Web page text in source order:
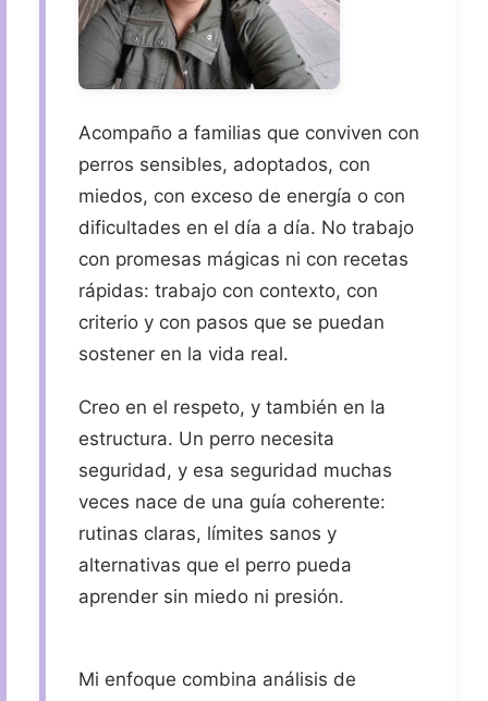
Acompaño a familias que conviven con
perros sensibles, adoptados, con
miedos, con exceso de energía o con
dificultades en el día a día. No trabajo
con promesas mágicas ni con recetas
rápidas: trabajo con contexto, con
criterio y con pasos que se puedan
sostener en la vida real.
Creo en el respeto, y también en la
estructura. Un perro necesita
seguridad, y esa seguridad muchas
veces nace de una guía coherente:
rutinas claras, límites sanos y
alternativas que el perro pueda
aprender sin miedo ni presión.
Mi enfoque combina análisis de